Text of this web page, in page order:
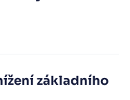
základního